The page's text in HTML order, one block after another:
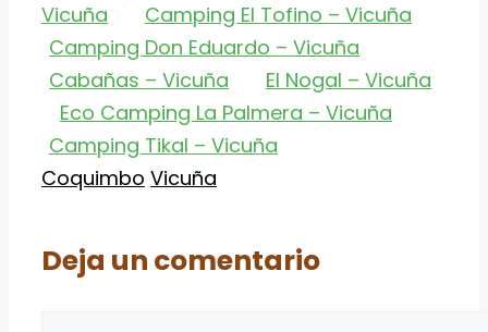
Vicuña
Camping El Tofino – Vicuña
Camping Don Eduardo – Vicuña
Cabañas – Vicuña
El Nogal – Vicuña
Eco Camping La Palmera – Vicuña
Camping Tikal – Vicuña
Categorías
Coquimbo Etiquetas
Vicuña
Deja un comentario